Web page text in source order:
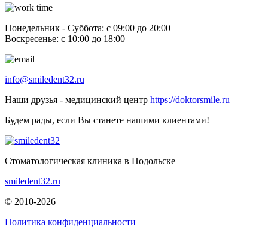
Понедельник - Суббота: с 09:00 до 20:00
Воскресенье: с 10:00 до 18:00
info@smiledent32.ru
Наши друзья - медицинский центр https://doktorsmile.ru
Будем рады, если Вы станете нашими клиентами!
Стоматологическая клиника в Подольске
smiledent32.ru
© 2010-2026
Политика конфиденциальности